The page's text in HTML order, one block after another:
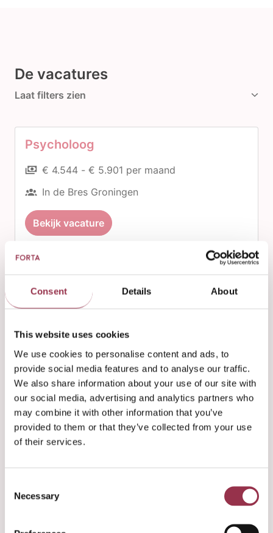
Consent Details About
This website uses cookies
We use cookies to personalise content and ads, to
provide social media features and to analyse our traffic.
We also share information about your use of our site with
our social media, advertising and analytics partners who
may combine it with other information that you’ve
provided to them or that they’ve collected from your use
of their services.
Selection
Necessary
De vacatures
Laat filters zien
Psycholoog
€ 4.544 - € 5.901 per maand
In de Bres Groningen
Bekijk vacature
€ 4.544 - € 5.901 per maand
Bekijk vacature
GZ-psycholoog
€ 5.294 - € 6.918 per maand
Bekijk vacature